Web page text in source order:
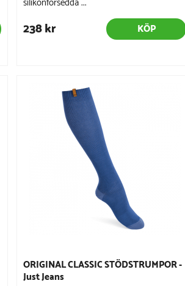
238 kr KÖP
ORIGINAL CLASSIC STÖDSTRUMPOR -
Just Jeans